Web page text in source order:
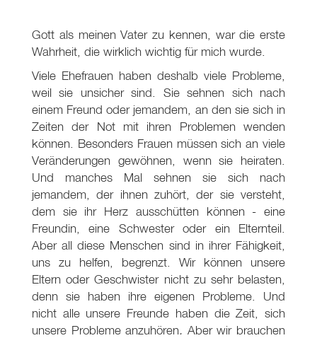
Gott als meinen Vater zu kennen, war die erste
Wahrheit, die wirklich wichtig für mich wurde.
Viele Ehefrauen haben deshalb viele Probleme,
weil sie unsicher sind. Sie sehnen sich nach
einem Freund oder jemandem, an den sie sich in
Zeiten der Not mit ihren Problemen wenden
können. Besonders Frauen müssen sich an viele
Veränderungen gewöhnen, wenn sie heiraten.
Und manches Mal sehnen sie sich nach
jemandem, der ihnen zuhört, der sie versteht,
dem sie ihr Herz ausschütten können - eine
Freundin, eine Schwester oder ein Elternteil.
Aber all diese Menschen sind in ihrer Fähigkeit,
uns zu helfen, begrenzt. Wir können unsere
Eltern oder Geschwister nicht zu sehr belasten,
denn sie haben ihre eigenen Probleme. Und
nicht alle unsere Freunde haben die Zeit, sich
unsere Probleme anzuhören. Aber wir brauchen